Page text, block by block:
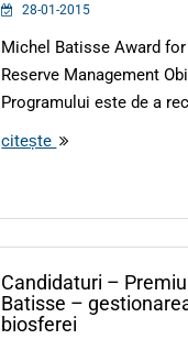
28-01-2015
Michel Batisse Award
Reserve Management
Programului este de a
citește
Candidaturi –
Batisse –
biosferei